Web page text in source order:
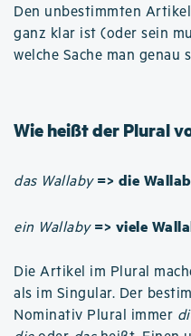
Den unbestimmten
ganz klar ist (oder sein
welche Sache man genau
Wie heißt der Plural
das Wallaby => die
ein Wallaby => viele
Die Artikel im Plural
als im Singular. Der
Nominativ Plural immer